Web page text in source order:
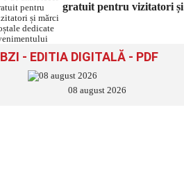
gratuit pentru vizitatori și
BZI - EDITIA DIGITALĂ - PDF
08 august 2026